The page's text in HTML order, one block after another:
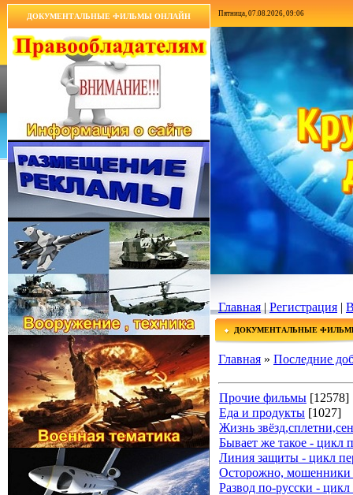
ДОКУМЕНТАЛЬНЫЕ ФИЛЬМЫ ОНЛАЙН Пятница, 07.08.2026, 09:06
Главная|Регистрация |
ДОКУМЕНТАЛЬНЫЕ
Главная » Последние
Прочие фильмы [12578]
Еда и продукты [1027]
Жизнь
Бывает же такое - цикл
Линия защиты - цикл
Осторожно, мошенники
Развод по-русски - цикл